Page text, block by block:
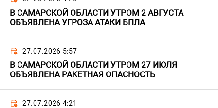
В САМАРСКОЙ ОБЛАСТИ УТРОМ 2 АВГУСТА
ОБЪЯВЛЕНА УГРОЗА АТАКИ БПЛА
27.07.2026 5:57
В САМАРСКОЙ ОБЛАСТИ УТРОМ 27 ИЮЛЯ
ОБЪЯВЛЕНА РАКЕТНАЯ ОПАСНОСТЬ
27.07.2026 4:21